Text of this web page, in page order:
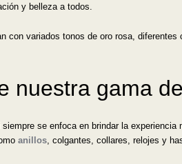
y belleza a todos.
con variados tonos de oro rosa,
nuestra gama
se enfoca en brindar la
anillos, colgantes, collares, relojes y